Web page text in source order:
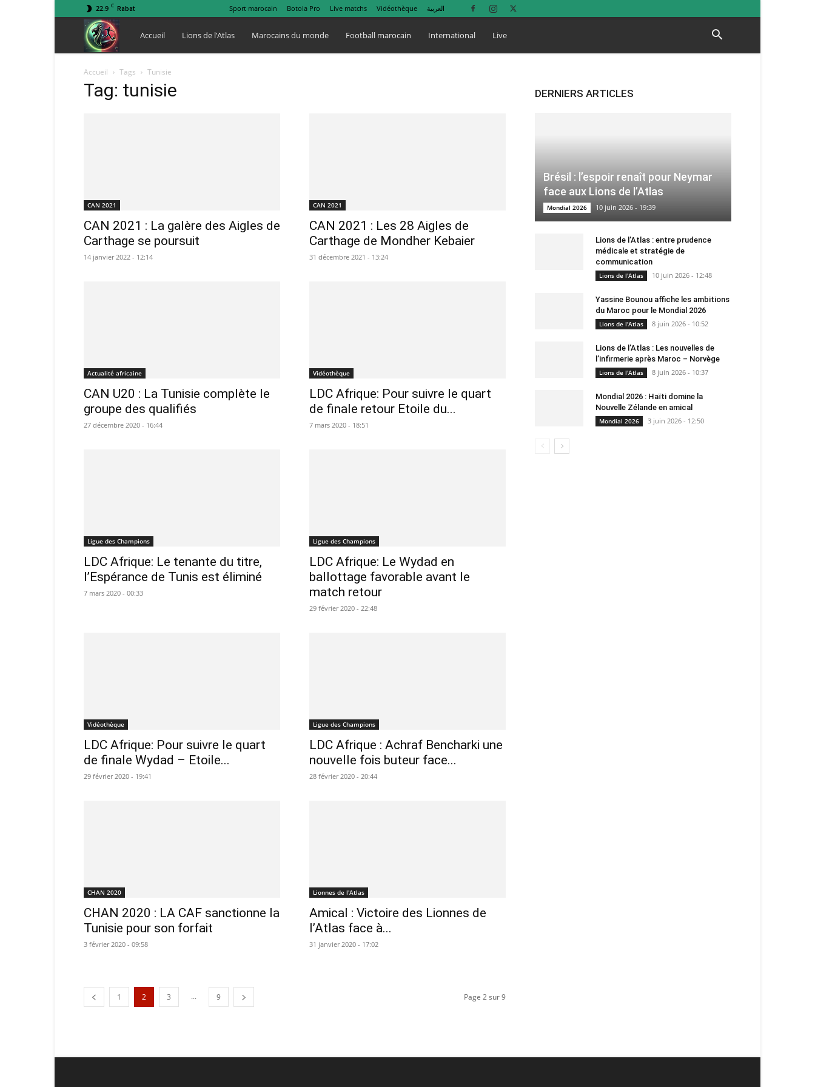
22.9 C Rabat Sport marocain Botola Pro Live matchs Vidéothèque العربية
Lions
de
Accueil Lions de l’Atlas Marocains du monde Football marocain International Live
Accueil Tags Tunisie
Tag: tunisie
CAN 2021
CAN 2021 : La galère des Aigles de
Carthage se poursuit
14 janvier 2022 - 12:14
CAN 2021
CAN 2021 : Les 28 Aigles de
Carthage de Mondher Kebaier
31 décembre 2021 - 13:24
Actualité africaine
CAN U20 : La Tunisie complète le
groupe des qualifiés
27 décembre 2020 - 16:44
Vidéothèque
LDC Afrique: Pour suivre le quart
de finale retour Etoile du...
7 mars 2020 - 18:51
Ligue des Champions
LDC Afrique: Le tenante du titre,
l’Espérance de Tunis est éliminé
7 mars 2020 - 00:33
Ligue des Champions
LDC Afrique: Le Wydad en
ballottage favorable avant le
match retour
29 février 2020 - 22:48
Vidéothèque
LDC Afrique: Pour suivre le quart
de finale Wydad – Etoile...
29 février 2020 - 19:41
Ligue des Champions
LDC Afrique : Achraf Bencharki une
nouvelle fois buteur face...
28 février 2020 - 20:44
CHAN 2020
CHAN 2020 : LA CAF sanctionne la
Tunisie pour son forfait
3 février 2020 - 09:58
Lionnes de l'Atlas
Amical : Victoire des Lionnes de
l’Atlas face à...
31 janvier 2020 - 17:02
1 2 3 ... 9 Page 2 sur 9
DERNIERS ARTICLES
Brésil : l’espoir renaît pour Neymar
face aux Lions de l’Atlas
Mondial 2026 10 juin 2026 - 19:39
Lions de l’Atlas : entre prudence
médicale et stratégie de
communication
Lions de l'Atlas 10 juin 2026 - 12:48
Yassine Bounou affiche les ambitions
du Maroc pour le Mondial 2026
Lions de l'Atlas 8 juin 2026 - 10:52
Lions de l’Atlas : Les nouvelles de
l’infirmerie après Maroc – Norvège
Lions de l'Atlas 8 juin 2026 - 10:37
Mondial 2026 : Haïti domine la
Nouvelle Zélande en amical
Mondial 2026 3 juin 2026 - 12:50